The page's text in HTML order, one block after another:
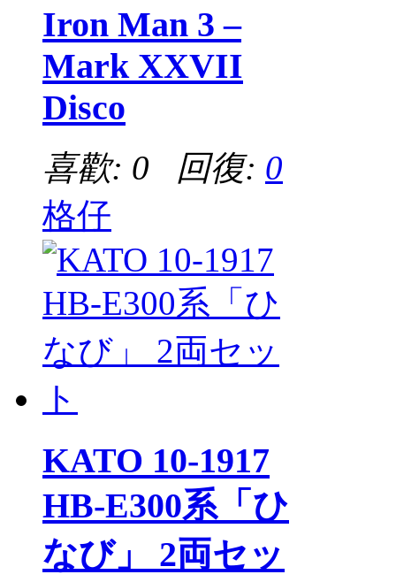
Iron Man 3 –
Mark XXVII
Disco
喜歡: 0 回復: 0
格仔
KATO 10-1917
HB-E300系「ひ
なび」 2両セッ